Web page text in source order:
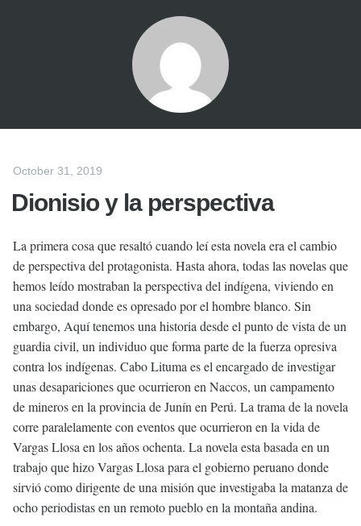
October 31, 2019
Dionisio y la perspectiva
La primera cosa que resaltó cuando leí esta novela era el cambio
de perspectiva del protagonista. Hasta ahora, todas las novelas que
hemos leído mostraban la perspectiva del indígena, viviendo en
una sociedad donde es opresado por el hombre blanco. Sin
embargo, Aquí tenemos una historia desde el punto de vista de un
guardia civil, un individuo que forma parte de la fuerza opresiva
contra los indígenas. Cabo Lituma es el encargado de investigar
unas desapariciones que ocurrieron en Naccos, un campamento
de mineros en la provincia de Junín en Perú. La trama de la novela
corre paralelamente con eventos que ocurrieron en la vida de
Vargas Llosa en los años ochenta. La novela esta basada en un
trabajo que hizo Vargas Llosa para el gobierno peruano donde
sirvió como dirigente de una misión que investigaba la matanza de
ocho periodistas en un remoto pueblo en la montaña andina.